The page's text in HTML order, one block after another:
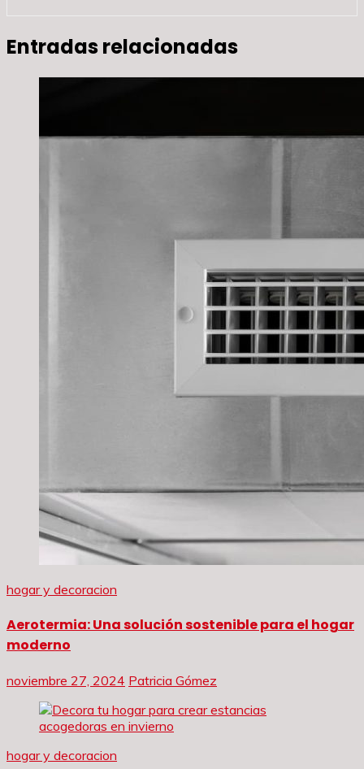
Entradas relacionadas
hogar y decoracion
Aerotermia: Una solución sostenible para el hogar
moderno
noviembre 27, 2024 Patricia Gómez
hogar y decoracion